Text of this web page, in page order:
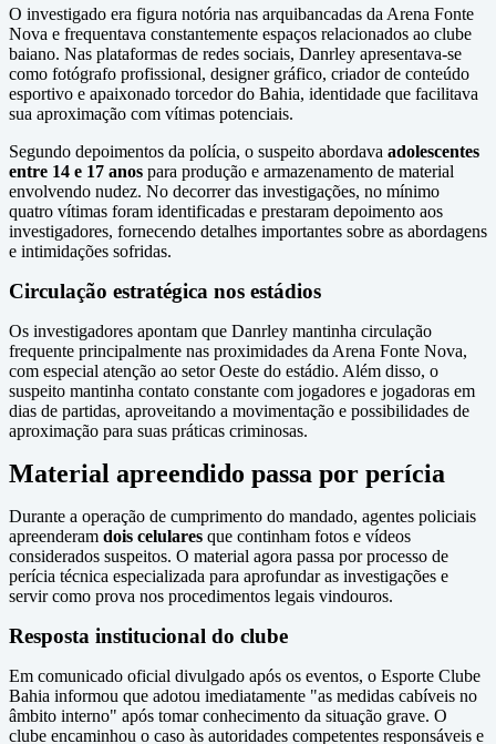
O investigado era figura notória nas arquibancadas da Arena Fonte
Nova e frequentava constantemente espaços relacionados ao clube
baiano. Nas plataformas de redes sociais, Danrley apresentava-se
como fotógrafo profissional, designer gráfico, criador de conteúdo
esportivo e apaixonado torcedor do Bahia, identidade que facilitava
sua aproximação com vítimas potenciais.
Segundo depoimentos da polícia, o suspeito abordava adolescentes
entre 14 e 17 anos para produção e armazenamento de material
envolvendo nudez. No decorrer das investigações, no mínimo
quatro vítimas foram identificadas e prestaram depoimento aos
investigadores, fornecendo detalhes importantes sobre as abordagens
e intimidações sofridas.
Circulação estratégica nos estádios
Os investigadores apontam que Danrley mantinha circulação
frequente principalmente nas proximidades da Arena Fonte Nova,
com especial atenção ao setor Oeste do estádio. Além disso, o
suspeito mantinha contato constante com jogadores e jogadoras em
dias de partidas, aproveitando a movimentação e possibilidades de
aproximação para suas práticas criminosas.
Material apreendido passa por perícia
Durante a operação de cumprimento do mandado, agentes policiais
apreenderam dois celulares que continham fotos e vídeos
considerados suspeitos. O material agora passa por processo de
perícia técnica especializada para aprofundar as investigações e
servir como prova nos procedimentos legais vindouros.
Resposta institucional do clube
Em comunicado oficial divulgado após os eventos, o Esporte Clube
Bahia informou que adotou imediatamente "as medidas cabíveis no
âmbito interno" após tomar conhecimento da situação grave. O
clube encaminhou o caso às autoridades competentes responsáveis e